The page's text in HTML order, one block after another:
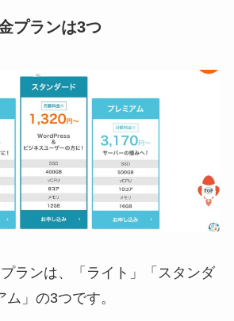
プランは3つ
ランは、「ライト」「スタンダ
」の3つです。